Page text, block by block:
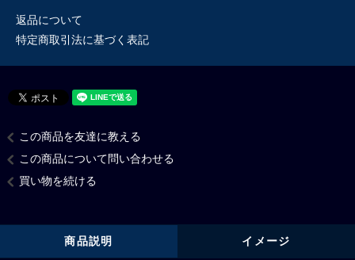
返品について
特定商取引法に基づく表記
この商品を友達に教える
この商品について問い合わせる
買い物を続ける
商品説明 イメージ